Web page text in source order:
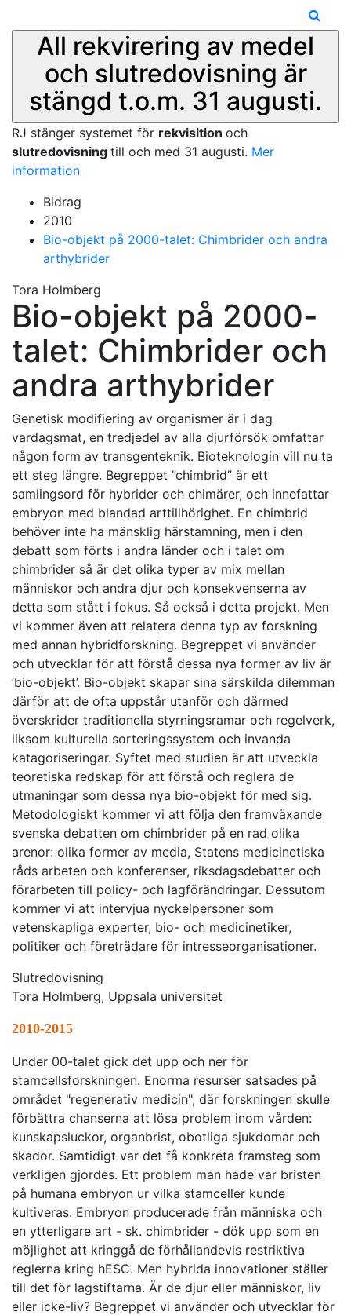
All rekvirering av medel
och slutredovisning är
stängd t.o.m. 31 augusti.
RJ stänger systemet för rekvisition och
slutredovisning till och med 31 augusti. Mer
information
Bidrag
2010
Bio-objekt på 2000-talet: Chimbrider och andra
arthybrider
Tora Holmberg
Bio-objekt på 2000-
talet: Chimbrider och
andra arthybrider
Genetisk modifiering av organismer är i dag
vardagsmat, en tredjedel av alla djurförsök omfattar
någon form av transgenteknik. Bioteknologin vill nu ta
ett steg längre. Begreppet ”chimbrid” är ett
samlingsord för hybrider och chimärer, och innefattar
embryon med blandad arttillhörighet. En chimbrid
behöver inte ha mänsklig härstamning, men i den
debatt som förts i andra länder och i talet om
chimbrider så är det olika typer av mix mellan
människor och andra djur och konsekvenserna av
detta som stått i fokus. Så också i detta projekt. Men
vi kommer även att relatera denna typ av forskning
med annan hybridforskning. Begreppet vi använder
och utvecklar för att förstå dessa nya former av liv är
’bio-objekt’. Bio-objekt skapar sina särskilda dilemman
därför att de ofta uppstår utanför och därmed
överskrider traditionella styrningsramar och regelverk,
liksom kulturella sorteringssystem och invanda
katagoriseringar. Syftet med studien är att utveckla
teoretiska redskap för att förstå och reglera de
utmaningar som dessa nya bio-objekt för med sig.
Metodologiskt kommer vi att följa den framväxande
svenska debatten om chimbrider på en rad olika
arenor: olika former av media, Statens medicinetiska
råds arbeten och konferenser, riksdagsdebatter och
förarbeten till policy- och lagförändringar. Dessutom
kommer vi att intervjua nyckelpersoner som
vetenskapliga experter, bio- och medicinetiker,
politiker och företrädare för intresseorganisationer.
Slutredovisning
Tora Holmberg, Uppsala universitet
2010-2015
Under 00-talet gick det upp och ner för
stamcellsforskningen. Enorma resurser satsades på
området "regenerativ medicin", där forskningen skulle
förbättra chanserna att lösa problem inom vården:
kunskapsluckor, organbrist, obotliga sjukdomar och
skador. Samtidigt var det få konkreta framsteg som
verkligen gjordes. Ett problem man hade var bristen
på humana embryon ur vilka stamceller kunde
kultiveras. Embryon producerade från människa och
en ytterligare art - sk. chimbrider - dök upp som en
möjlighet att kringgå de förhållandevis restriktiva
reglerna kring hESC. Men hybrida innovationer ställer
till det för lagstiftarna. Är de djur eller människor, liv
eller icke-liv? Begreppet vi använder och utvecklar för